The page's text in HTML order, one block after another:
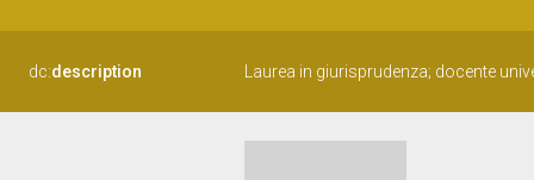
dc:description Laurea in giurisprudenza; docente